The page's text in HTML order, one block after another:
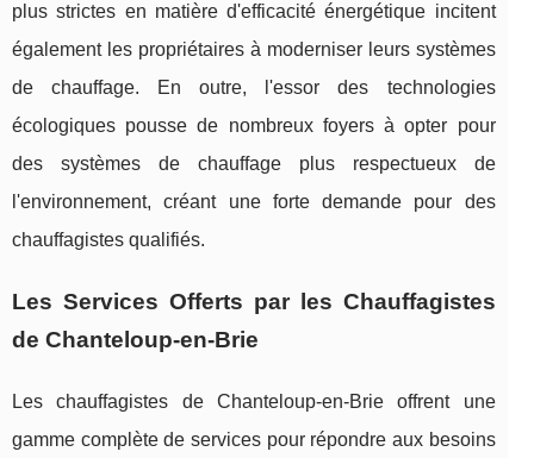
plus strictes en matière d'efficacité énergétique incitent
également les propriétaires à moderniser leurs systèmes
de chauffage. En outre, l'essor des technologies
écologiques pousse de nombreux foyers à opter pour
des systèmes de chauffage plus respectueux de
l'environnement, créant une forte demande pour des
chauffagistes qualifiés.
Les Services Offerts par les Chauffagistes
de Chanteloup-en-Brie
Les chauffagistes de Chanteloup-en-Brie offrent une
gamme complète de services pour répondre aux besoins